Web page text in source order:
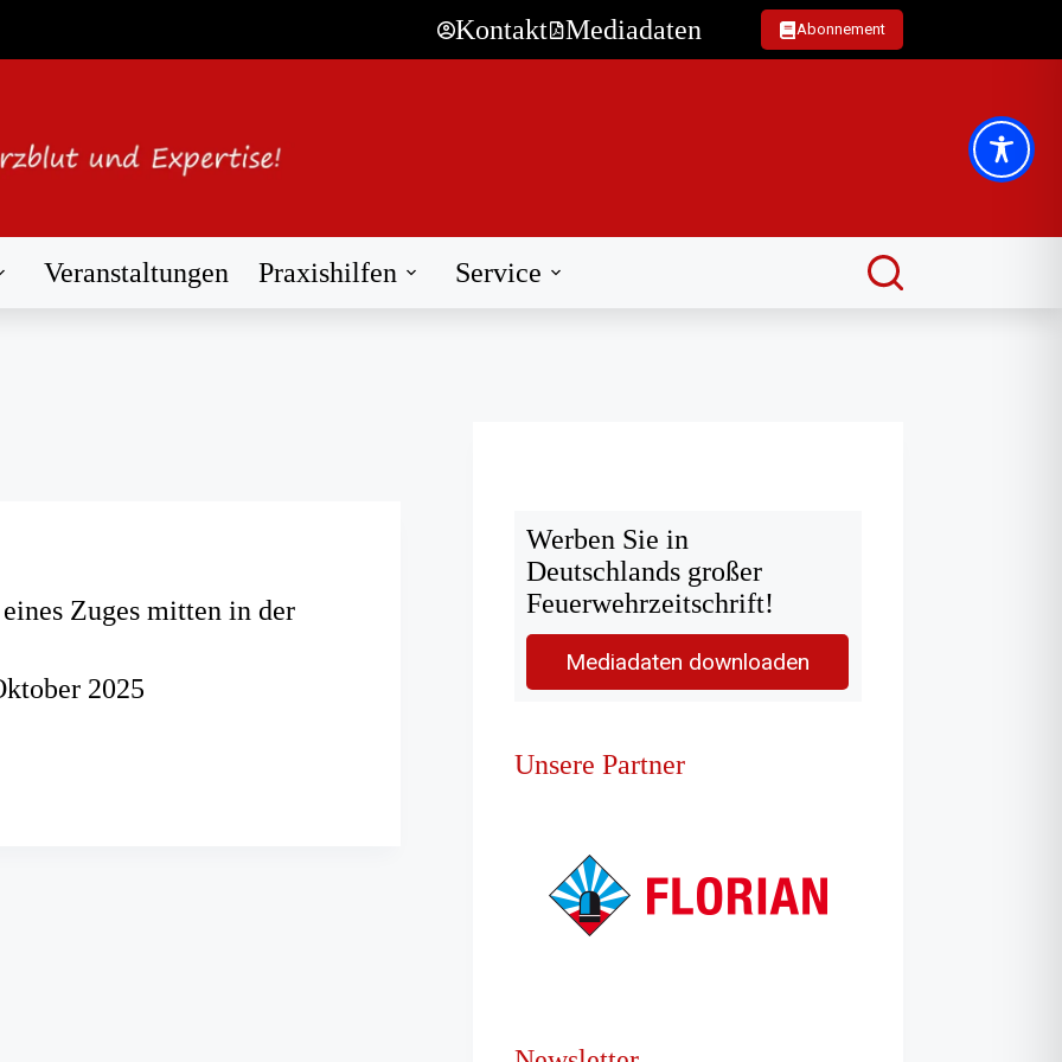
Kontakt Mediadaten Abonnement
Veranstaltungen Praxishilfen Service
Zuges mitten in der
2025
Werben Sie in
Deutschlands großer
Feuerwehrzeitschrift!
Mediadaten downloaden
Unsere Partner